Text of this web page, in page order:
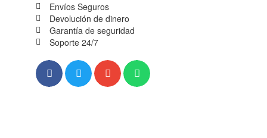
Envíos Seguros
Devolución de dinero
Garantía de seguridad
Soporte 24/7